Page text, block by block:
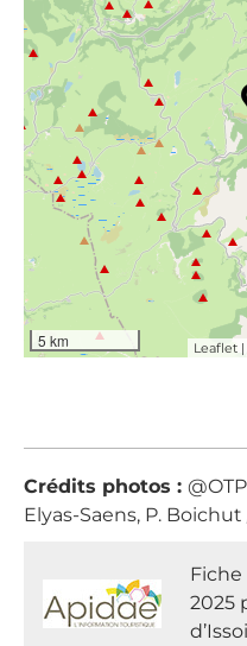
5 km Leaflet
Crédits photos :
Elyas-Saens, P.
Fiche
2025